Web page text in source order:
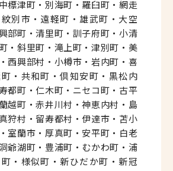
標津町・別海町・羅臼町・網走
別市・遠軽町・雄武町・大空
部町・清里町・訓子府町・小清
・斜里町・滝上町・津別町・美
西興部村・小樽市・岩内町・喜
・共和町・倶知安町・黒松内
都町・仁木町・ニセコ町・古平
越町・赤井川村・神恵内村・島
狩村・留寿都村・伊達市・苫小
室蘭市・厚真町・安平町・白老
爺湖町・豊浦町・むかわ町・浦
・様似町・新ひだか町・新冠